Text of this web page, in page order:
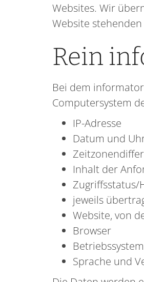
Websites. Wir
Website
Rein
Bei dem
Computersystem
IP-Adresse
Datum und
Inhalt der
Zugriffsstatus/
jeweils
Website, von
Browser
Sprache und